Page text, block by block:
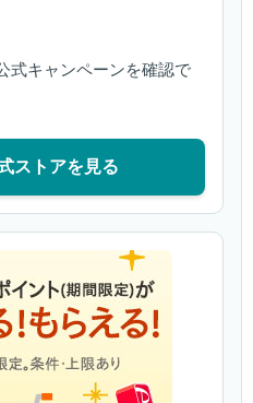
式キャンペーンを確認で
ストアを見る